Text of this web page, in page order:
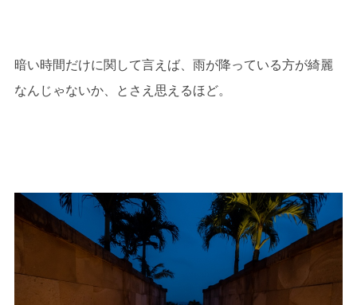
暗い時間だけに関して言えば、雨が降っている方が綺麗
なんじゃないか、とさえ思えるほど。